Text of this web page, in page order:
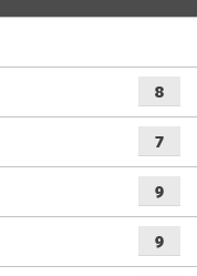
8
7
9
9